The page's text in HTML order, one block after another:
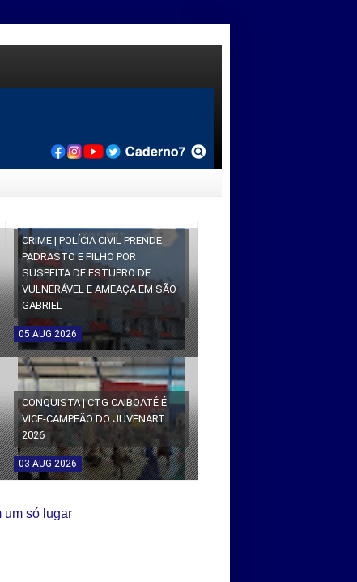
CRIME | POLÍCIA CIVIL PRENDE
PADRASTO E FILHO POR
SUSPEITA DE ESTUPRO DE
VULNERÁVEL E AMEAÇA EM SÃO
GABRIEL
05 AUG 2026
CONQUISTA | CTG CAIBOATÉ É
VICE-CAMPEÃO DO JUVENART
2026
03 AUG 2026